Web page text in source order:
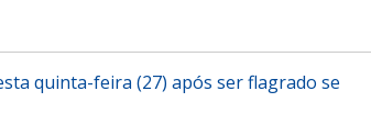
quinta-feira (27) após ser flagrado se